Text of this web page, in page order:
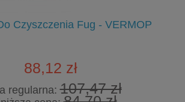
Czyszczenia Fug - VERMOP
88,12 zł
regularna:107,47 zł